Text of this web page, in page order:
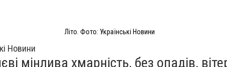
Літо. Фото: Українські Новини
Новини
мінлива хмарність, без опадів,